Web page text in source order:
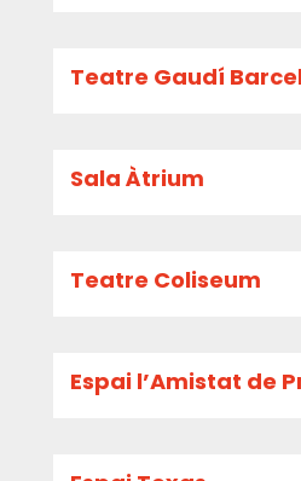
Teatre Gaudí
Sala Àtrium
Teatre Coliseum
Espai l’Amistat de